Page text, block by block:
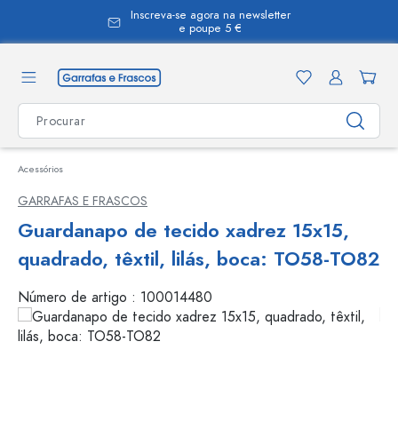
Inscreva-se agora na newsletter
e poupe 5 €
Acessórios
GARRAFAS E FRASCOS
Guardanapo de tecido xadrez 15x15,
quadrado, têxtil, lilás, boca: TO58-TO82
Número de artigo : 100014480